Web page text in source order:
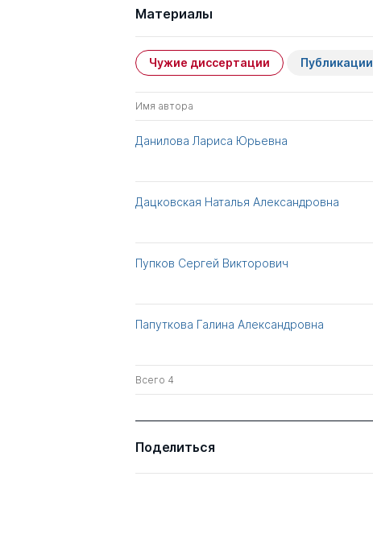
Материалы
Чужие диссертации Публикации
Имя автора
Данилова Лариса Юрьевна
Дацковская Наталья Александровна
Пупков Сергей Викторович
Папуткова Галина Александровна
Всего 4
Поделиться